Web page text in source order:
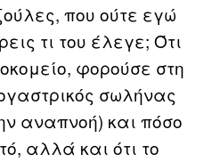
που ούτε εγώ
τι του έλεγε; Ότι
φορούσε στη
σωλήνας
αναπνοή) και πόσο
αλλά και ότι το